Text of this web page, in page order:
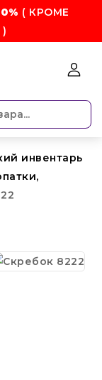
( КРОМЕ
инвентарь